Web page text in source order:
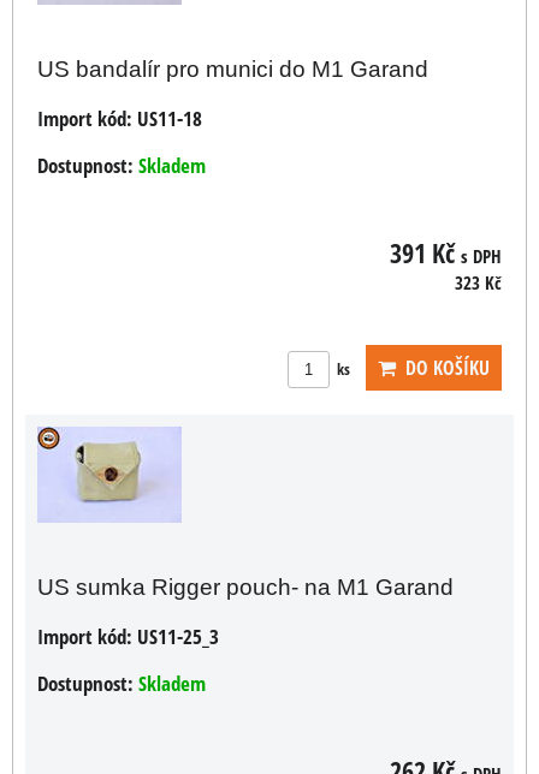
US bandalír pro munici do M1 Garand
Import kód: US11-18
Dostupnost: Skladem
391 Kč s DPH
323 Kč
ks DO KOŠÍKU
US sumka Rigger pouch- na M1 Garand
Import kód: US11-25_3
Dostupnost: Skladem